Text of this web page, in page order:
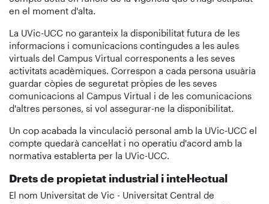
en el moment d'alta.
La UVic-UCC no garanteix la disponibilitat futura de les
informacions i comunicacions contingudes a les aules
virtuals del Campus Virtual corresponents a les seves
activitats acadèmiques. Correspon a cada persona usuària
guardar còpies de seguretat pròpies de les seves
comunicacions al Campus Virtual i de les comunicacions
d'altres persones, si vol assegurar-ne la disponibilitat.
Un cop acabada la vinculació personal amb la UVic-UCC el
compte quedarà cancel·lat i no operatiu d'acord amb la
normativa establerta per la UVic-UCC.
Drets de propietat industrial i intel·lectual
El nom Universitat de Vic - Universitat Central de